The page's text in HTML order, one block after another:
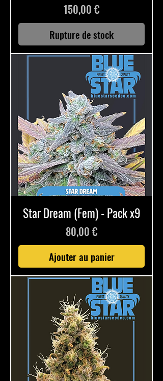
Prix
150,00 €
Rupture de stock
Star Dream (Fem) - Pack x9
Prix
80,00 €
Ajouter au panier